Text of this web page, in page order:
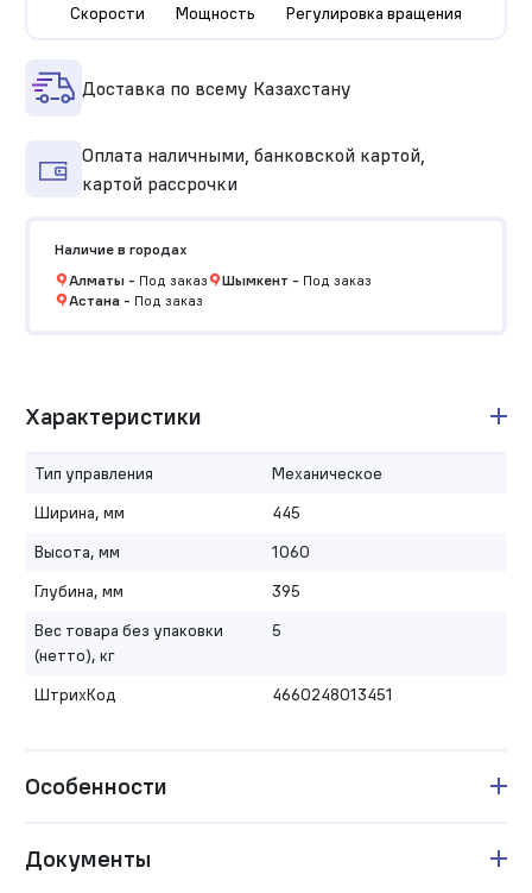
Скорости Мощность Регулировка вращения
Доставка по всему Казахстану
Оплата наличными, банковской картой,
картой рассрочки
Наличие в городах
Алматы- Под заказ Шымкент - Под заказ
Астана- Под заказ
Характеристики
Тип управления
Механическое
Ширина, мм
445
Высота, мм
1060
Глубина, мм
395
Вес товара без упаковки
(нетто), кг
5
ШтрихКод 4660248013451
Особенности
Документы